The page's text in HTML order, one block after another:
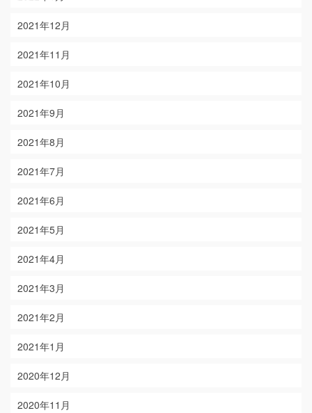
2021年12月
2021年11月
2021年10月
2021年9月
2021年8月
2021年7月
2021年6月
2021年5月
2021年4月
2021年3月
2021年2月
2021年1月
2020年12月
2020年11月